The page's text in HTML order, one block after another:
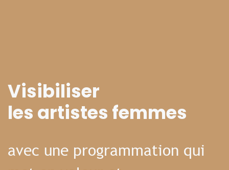
Visibiliser
les artistes femmes
avec une programmation qui